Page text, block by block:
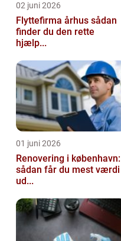
02 juni 2026
Flyttefirma århus sådan
finder du den rette
hjælp...
01 juni 2026
Renovering i københavn:
sådan får du mest værdi
ud...